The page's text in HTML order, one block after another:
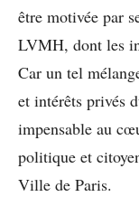
être motivée par
LVMH, dont les
Car un tel
et intérêts privés
impensable au
politique et
Ville de Paris.